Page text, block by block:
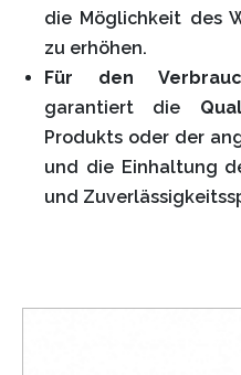
die Möglichkeit des
zu erhöhen.
Für den
garantiert die
Produkts oder der
und die Einhaltung
und